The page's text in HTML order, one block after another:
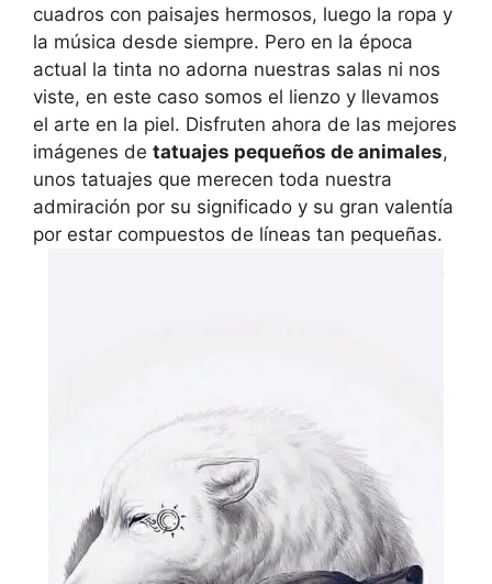
cuadros con paisajes hermosos, luego la ropa y
la música desde siempre. Pero en la época
actual la tinta no adorna nuestras salas ni nos
viste, en este caso somos el lienzo y llevamos
el arte en la piel. Disfruten ahora de las mejores
imágenes de tatuajes pequeños de animales,
unos tatuajes que merecen toda nuestra
admiración por su significado y su gran valentía
por estar compuestos de líneas tan pequeñas.